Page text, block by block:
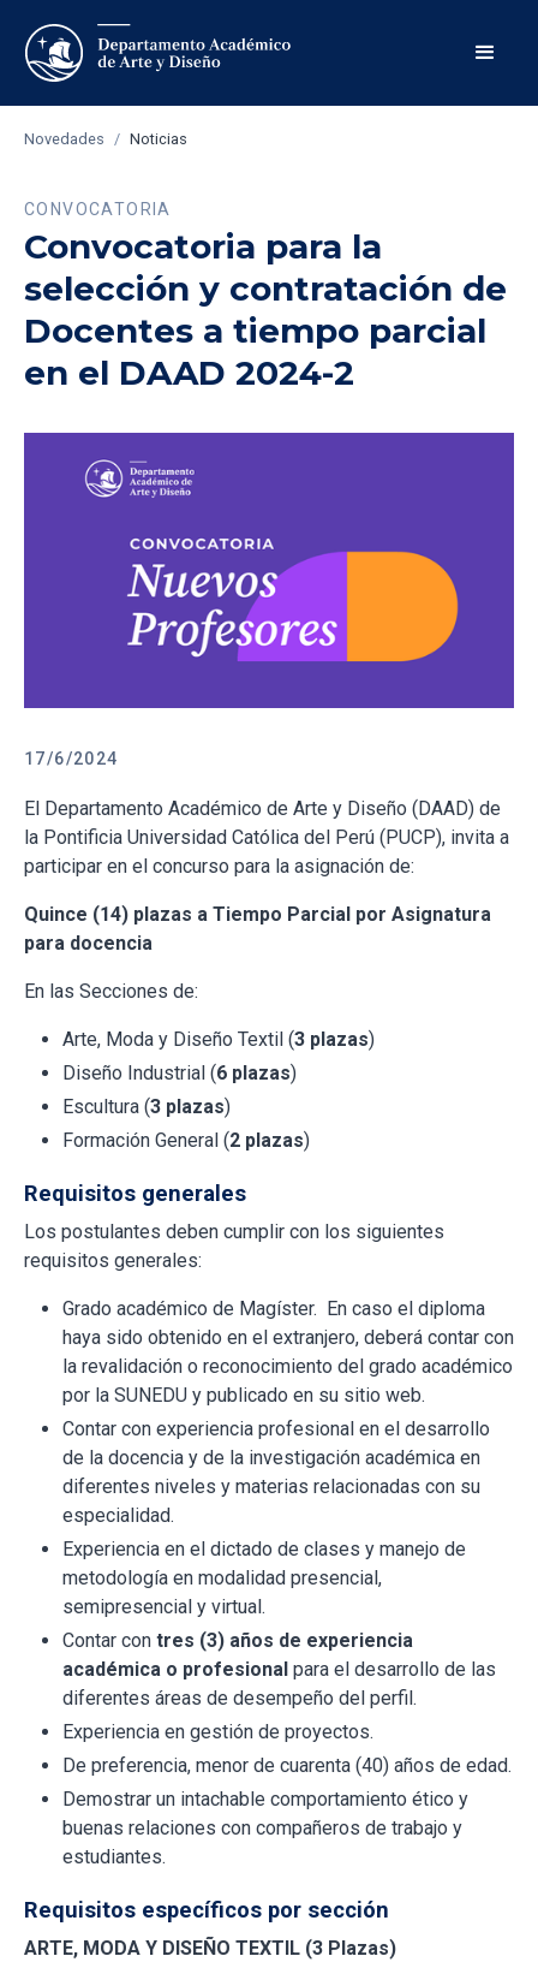
Novedades / Noticias
CONVOCATORIA
Convocatoria para la
selección y contratación de
Docentes a tiempo parcial
en el DAAD 2024-2
17/6/2024
El Departamento Académico de Arte y Diseño (DAAD) de
la Pontificia Universidad Católica del Perú (PUCP), invita a
participar en el concurso para la asignación de:
Quince (14) plazas a Tiempo Parcial por Asignatura
para docencia
En las Secciones de:
Arte, Moda y Diseño Textil (3 plazas)
Diseño Industrial (6 plazas)
Escultura (3 plazas)
Formación General (2 plazas)
Requisitos generales
Los postulantes deben cumplir con los siguientes
requisitos generales:
Grado académico de Magíster. En caso el diploma
haya sido obtenido en el extranjero, deberá contar con
la revalidación o reconocimiento del grado académico
por la SUNEDU y publicado en su sitio web.
Contar con experiencia profesional en el desarrollo
de la docencia y de la investigación académica en
diferentes niveles y materias relacionadas con su
especialidad.
Experiencia en el dictado de clases y manejo de
metodología en modalidad presencial,
semipresencial y virtual.
Contar con tres (3) años de experiencia
académica o profesional para el desarrollo de las
diferentes áreas de desempeño del perfil.
Experiencia en gestión de proyectos.
De preferencia, menor de cuarenta (40) años de edad.
Demostrar un intachable comportamiento ético y
buenas relaciones con compañeros de trabajo y
estudiantes.
Requisitos específicos por sección
ARTE, MODA Y DISEÑO TEXTIL (3 Plazas)